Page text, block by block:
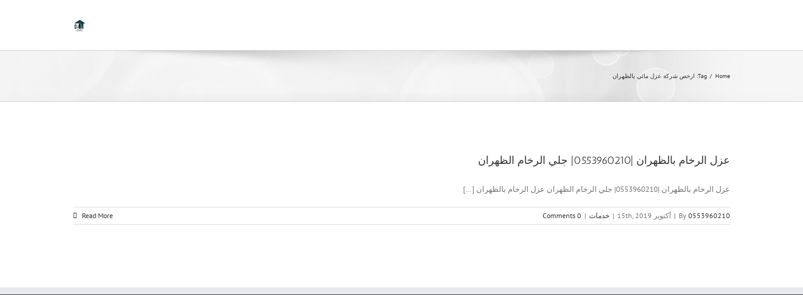
Home
/
Tag: ارخص شركة عزل مائي بالظهران
عزل الرخام بالظهران |0553960210| جلي الرخام الظهران
عزل الرخام بالظهران |0553960210| جلي الرخام الظهران عزل الرخام بالظهران [...]
By 0553960210
| أكتوبر 15th, 2019 | خدمات |
0 Comments
Read More